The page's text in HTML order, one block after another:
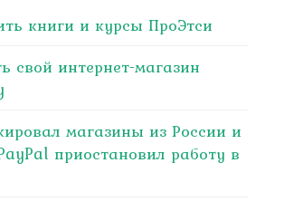
книги и курсы ПроЭтси
свой интернет-магазин
магазины из России и
приостановил работу в